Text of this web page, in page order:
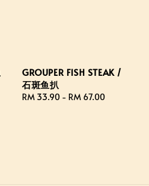
GROUPER FISH STEAK /
石斑鱼扒
Regular
RM 33.90 - RM 67.00